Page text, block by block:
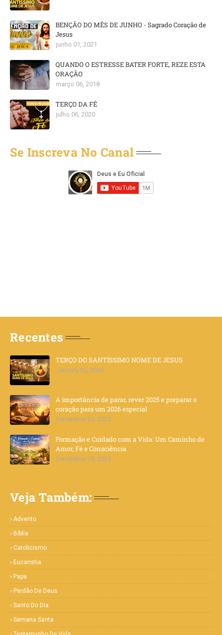
BENÇÃO DO MÊS DE JUNHO - Sagrado Coração de
Jesus
junho 01, 2021
QUANDO O ESTRESSE BATER FORTE, REZE ESTA
ORAÇÃO
março 06, 2018
TERÇO DA FÉ
julho 06, 2020
Se Inscreva No Canal
Recentes
TERÇO DO SANTÍSSIMO NOME DE JESUS
January 05, 2026
A importância de parar, rever 2025 e preparar o
coração para um 2026 especial
December 30, 2025
Formação e Cuidado com a Vida: Um Caminho de
Amor, Fé e Consciência
December 18, 2025
Veja Também:
Advento
Bíblia
Catolicismo
Eucaristia
Papa
Perdão De Deus
Santo Do Dia
Semana Santa